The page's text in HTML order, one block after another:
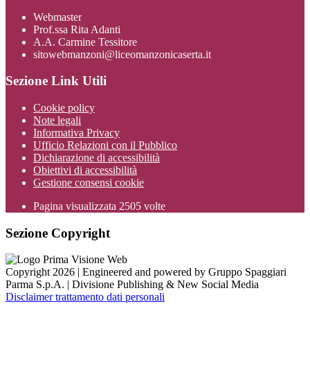
Webmaster
Prof.ssa Rita Adanti
A.A. Carmine Tessitore
sitowebmanzoni@liceomanzonicaserta.it
Sezione Link Utili
Cookie policy
Note legali
Informativa Privacy
Ufficio Relazioni con il Pubblico
Dichiarazione di accessibilità
Obiettivi di accessibilità
Gestione consensi cookie
Pagina visualizzata 2505 volte
Sezione Copyright
Copyright 2026 | Engineered and powered by Gruppo Spaggiari
Parma S.p.A. | Divisione Publishing & New Social Media
Disclaimer trattamento dati personali